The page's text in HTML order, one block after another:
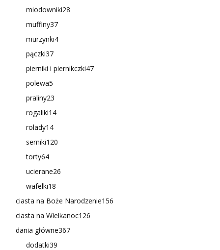
miodowniki28
muffiny37
murzynki4
pączki37
pierniki i piernikczki47
polewa5
praliny23
rogaliki14
rolady14
serniki120
torty64
ucierane26
wafelki18
ciasta na Boże Narodzenie156
ciasta na Wielkanoc126
dania główne367
dodatki39